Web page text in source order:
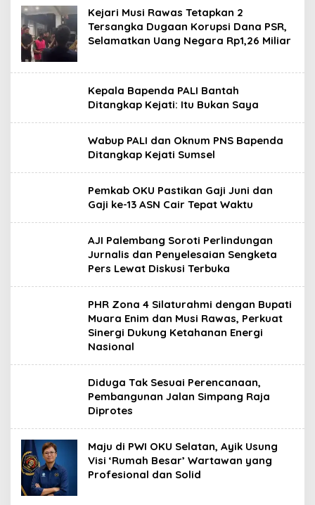
Kejari Musi Rawas Tetapkan 2
Tersangka Dugaan Korupsi Dana PSR,
Selamatkan Uang Negara Rp1,26 Miliar
Kepala Bapenda PALI Bantah
Ditangkap Kejati: Itu Bukan Saya
Wabup PALI dan Oknum PNS Bapenda
Ditangkap Kejati Sumsel
Pemkab OKU Pastikan Gaji Juni dan
Gaji ke-13 ASN Cair Tepat Waktu
AJI Palembang Soroti Perlindungan
Jurnalis dan Penyelesaian Sengketa
Pers Lewat Diskusi Terbuka
PHR Zona 4 Silaturahmi dengan Bupati
Muara Enim dan Musi Rawas, Perkuat
Sinergi Dukung Ketahanan Energi
Nasional
Diduga Tak Sesuai Perencanaan,
Pembangunan Jalan Simpang Raja
Diprotes
Maju di PWI OKU Selatan, Ayik Usung
Visi ‘Rumah Besar’ Wartawan yang
Profesional dan Solid